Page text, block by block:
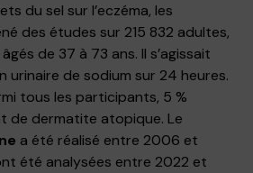
du sel sur l’eczéma, les
des études sur 215 832 adultes,
de 37 à 73 ans. Il s’agissait
urinaire de sodium sur 24 heures.
tous les participants, 5 %
de dermatite atopique. Le
a été réalisé entre 2006 et
été analysées entre 2022 et